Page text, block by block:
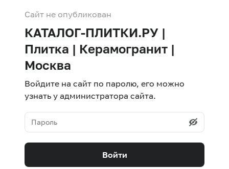
Сайт не опубликован
КАТАЛОГ-ПЛИТКИ.РУ |
Плитка | Керамогранит |
Москва
Войдите на сайт по паролю, его можно
узнать у администратора сайта.
Войти